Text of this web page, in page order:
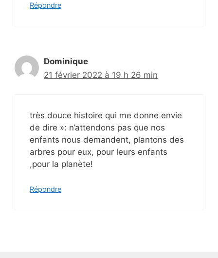
Répondre
Dominique
21 février 2022 à 19 h 26 min
très douce histoire qui me donne envie
de dire »: n’attendons pas que nos
enfants nous demandent, plantons des
arbres pour eux, pour leurs enfants
,pour la planète!
Répondre